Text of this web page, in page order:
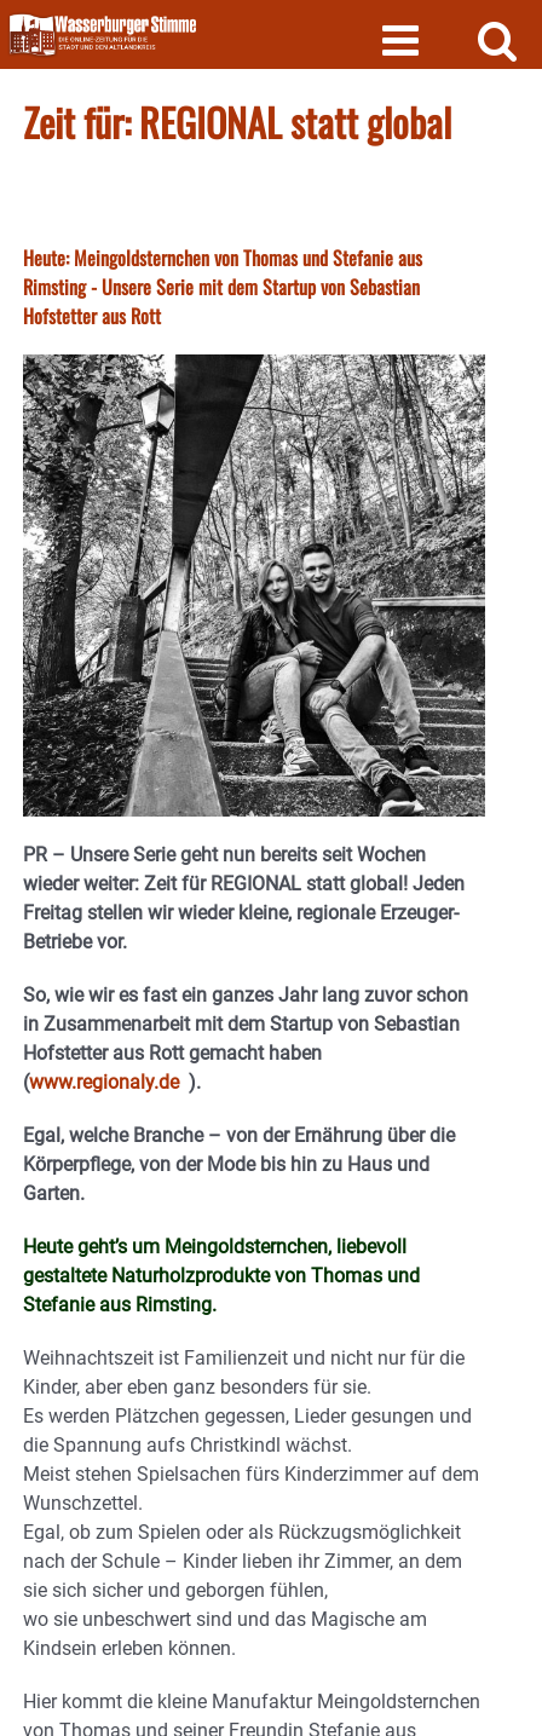
Skip
to
content
Zeit für: REGIONAL statt global
Heute: Meingoldsternchen von Thomas und Stefanie aus
Rimsting - Unsere Serie mit dem Startup von Sebastian
Hofstetter aus Rott
PR – Unsere Serie geht nun bereits seit Wochen
wieder weiter: Zeit für REGIONAL statt global! Jeden
Freitag stellen wir wieder kleine, regionale Erzeuger-
Betriebe vor.
So, wie wir es fast ein ganzes Jahr lang zuvor schon
in Zusammenarbeit mit dem Startup von Sebastian
Hofstetter aus Rott gemacht haben
(www.regionaly.de ).
Egal, welche Branche – von der Ernährung über die
Körperpflege, von der Mode bis hin zu Haus und
Garten.
Heute geht’s um Meingoldsternchen, liebevoll
gestaltete Naturholzprodukte von Thomas und
Stefanie aus Rimsting.
Weihnachtszeit ist Familienzeit und nicht nur für die
Kinder, aber eben ganz besonders für sie.
Es werden Plätzchen gegessen, Lieder gesungen und
die Spannung aufs Christkindl wächst.
Meist stehen Spielsachen fürs Kinderzimmer auf dem
Wunschzettel.
Egal, ob zum Spielen oder als Rückzugsmöglichkeit
nach der Schule – Kinder lieben ihr Zimmer, an dem
sie sich sicher und geborgen fühlen,
wo sie unbeschwert sind und das Magische am
Kindsein erleben können.
Hier kommt die kleine Manufaktur Meingoldsternchen
von Thomas und seiner Freundin Stefanie aus